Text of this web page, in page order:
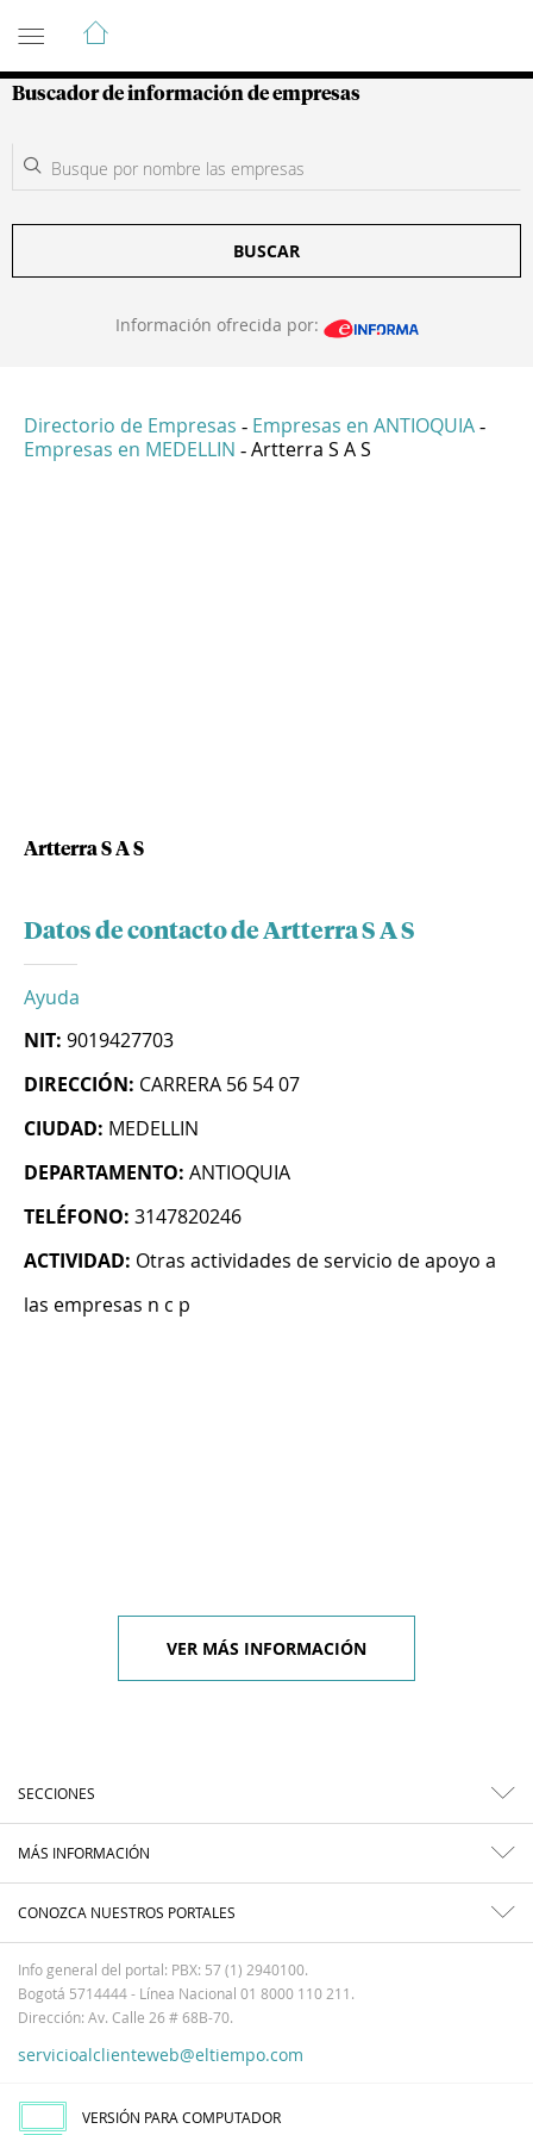
Guía de Empresas Colombianas
Buscador de información de empresas
BUSCAR
Información ofrecida por:
Directorio de Empresas - Empresas en ANTIOQUIA -
Empresas en MEDELLIN - Artterra S A S
Artterra S A S
Datos de contacto de Artterra S A S
Ayuda
NIT: 9019427703
DIRECCIÓN: CARRERA 56 54 07
CIUDAD: MEDELLIN
DEPARTAMENTO: ANTIOQUIA
TELÉFONO: 3147820246
ACTIVIDAD: Otras actividades de servicio de apoyo a
las empresas n c p
VER MÁS INFORMACIÓN
SECCIONES
MÁS INFORMACIÓN
CONOZCA NUESTROS PORTALES
Info general del portal: PBX: 57 (1) 2940100.
Bogotá 5714444 - Línea Nacional 01 8000 110 211.
Dirección: Av. Calle 26 # 68B-70.
servicioalclienteweb@eltiempo.com
VERSIÓN PARA COMPUTADOR